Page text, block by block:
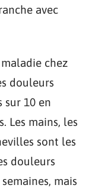
avec
chez
douleurs
sur 10 en
Les mains, les
sont les
douleurs
mais